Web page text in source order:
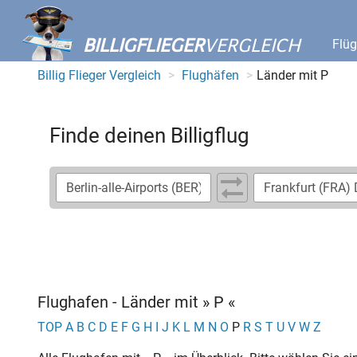
BILLIGFLIEGERVERGLEICH
Billig Flieger Vergleich Flughäfen Länder mit P
Finde deinen Billigflug
Flughafen - Länder mit » P «
TOP A B C D E F G H I J K L M N O P R S T U V W Z